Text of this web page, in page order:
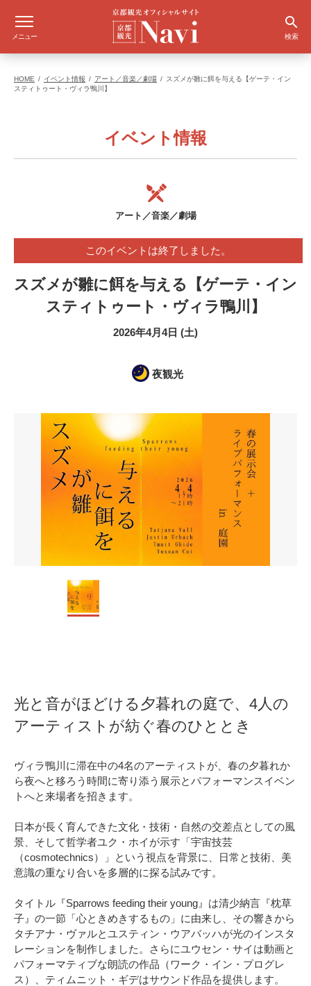
メニュー 検索
HOME イベント情報 アート／音楽／劇場
スズメが雛に餌を与える【ゲーテ・イン
スティトゥート・ヴィラ鴨川】
イベント情報
アート／音楽／劇場
このイベントは終了しました。
スズメが雛に餌を与える【ゲーテ・イン
スティトゥート・ヴィラ鴨川】
2026年4月4日 (土)
夜観光
光と音がほどける夕暮れの庭で、4人の
アーティストが紡ぐ春のひととき
ヴィラ鴨川に滞在中の4名のアーティストが、春の夕暮れか
ら夜へと移ろう時間に寄り添う展示とパフォーマンスイベン
トへと来場者を招きます。
日本が長く育んできた文化・技術・自然の交差点としての風
景、そして哲学者ユク・ホイが示す「宇宙技芸
（cosmotechnics）」という視点を背景に、日常と技術、美
意識の重なり合いを多層的に探る試みです。
タイトル『Sparrows feeding their young』は清少納言『枕草
子』の一節「心ときめきするもの」に由来し、その響きから
タチアナ・ヴァルとユスティン・ウアバッハが光のインスタ
レーションを制作しました。さらにユウセン・サイは動画と
パフォーマティブな朗読の作品（ワーク・イン・プログレ
ス）、ティムニット・ギデはサウンド作品を提供します。